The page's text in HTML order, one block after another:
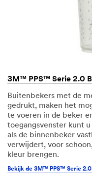
3M™ PPS™ Serie 2.0
Buitenbekers met de
gedrukt, maken het
te voeren in de beker
toegangsvenster kunt
als de binnenbeker
verwijdert, voor
kleur brengen.
Bekijk de 3M™ PPS™ Serie